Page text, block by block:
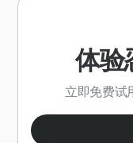
体验
立即免费试